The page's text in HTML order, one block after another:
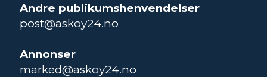
Andre publikumshenvendelser
post@askoy24.no
Annonser
marked@askoy24.no